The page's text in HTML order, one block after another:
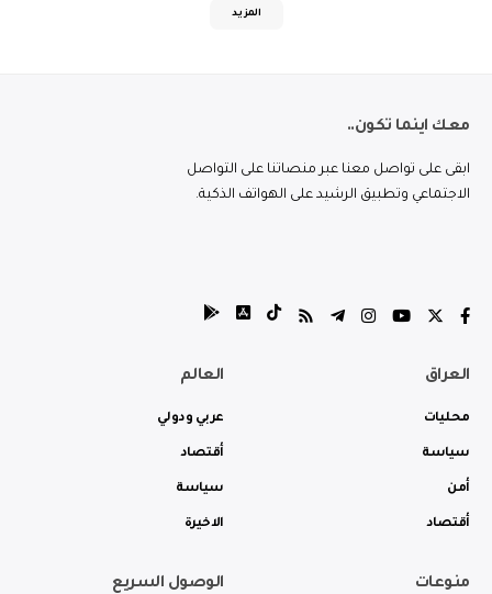
المزيد
معك اينما تكون..
ابقى على تواصل معنا عبر منصاتنا على التواصل
الاجتماعي وتطبيق الرشيد على الهواتف الذكية.
العراق
محليات
سياسة
أمن
أقتصاد
العالم
عربي ودولي
أقتصاد
سياسة
الاخيرة
منوعات الوصول السريع